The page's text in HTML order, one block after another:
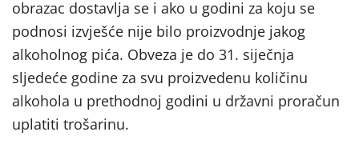
obrazac dostavlja se i ako u godini za koju se
podnosi izvješće nije bilo proizvodnje jakog
alkoholnog pića. Obveza je do 31. siječnja
sljedeće godine za svu proizvedenu količinu
alkohola u prethodnoj godini u državni proračun
uplatiti trošarinu.